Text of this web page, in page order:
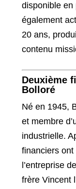
disponible en
également
20 ans,
contenu
Deuxième
Bolloré
Né en 1945,
et membre
industrielle.
financiers
l’entreprise
frère Vincent